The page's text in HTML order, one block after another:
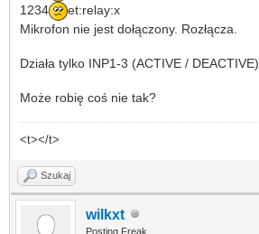
1234
et:relay:x
Mikrofon nie jest dołączony. Rozłącza.
Działa tylko INP1-3 (ACTIVE / DEACTIVE)
Może robię coś nie tak?
<t></t>
Szukaj
wilkxt
Posting Freak